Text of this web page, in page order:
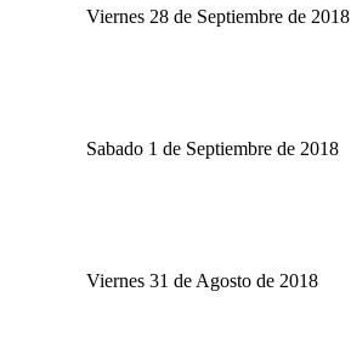
Viernes 28 de Septiembre de 2018
Sabado 1 de Septiembre de 2018
Viernes 31 de Agosto de 2018